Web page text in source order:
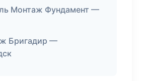
Монтаж Фундамент —
Бригадир —